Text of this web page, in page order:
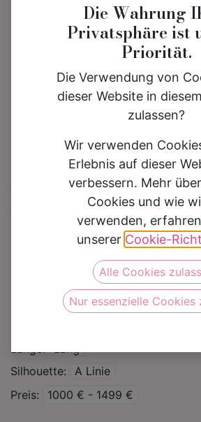
Brautkleid 1038
Auf die Wunschliste
Brautkleider
Curvy
Angela Bianca
Länge
Lang
Silhouette
A Linie
Preis
1000 € - 1499 €
Die Wahrung
Privatsphäre ist
Priorität.
Die Verwendung von
dieser Website in
zulassen?
Wir verwenden
Erlebnis auf dieser
verbessern. Mehr
Cookies und wie
verwenden,
unserer Cookie-
Alle Cookies
Nur essenzielle Cookies